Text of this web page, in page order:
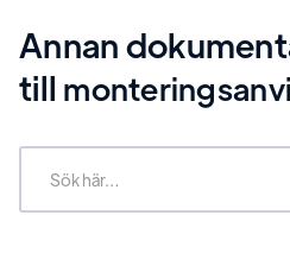
Annan
till